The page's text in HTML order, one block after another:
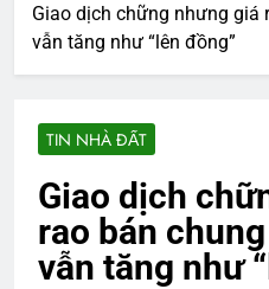
Giao dịch chững nhưng giá
vẫn tăng như “lên đồng”
TIN NHÀ ĐẤT
Giao dịch
rao bán
vẫn tăng như